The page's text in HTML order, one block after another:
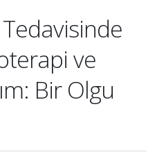
Tedavisinde
ve
Bir Olgu